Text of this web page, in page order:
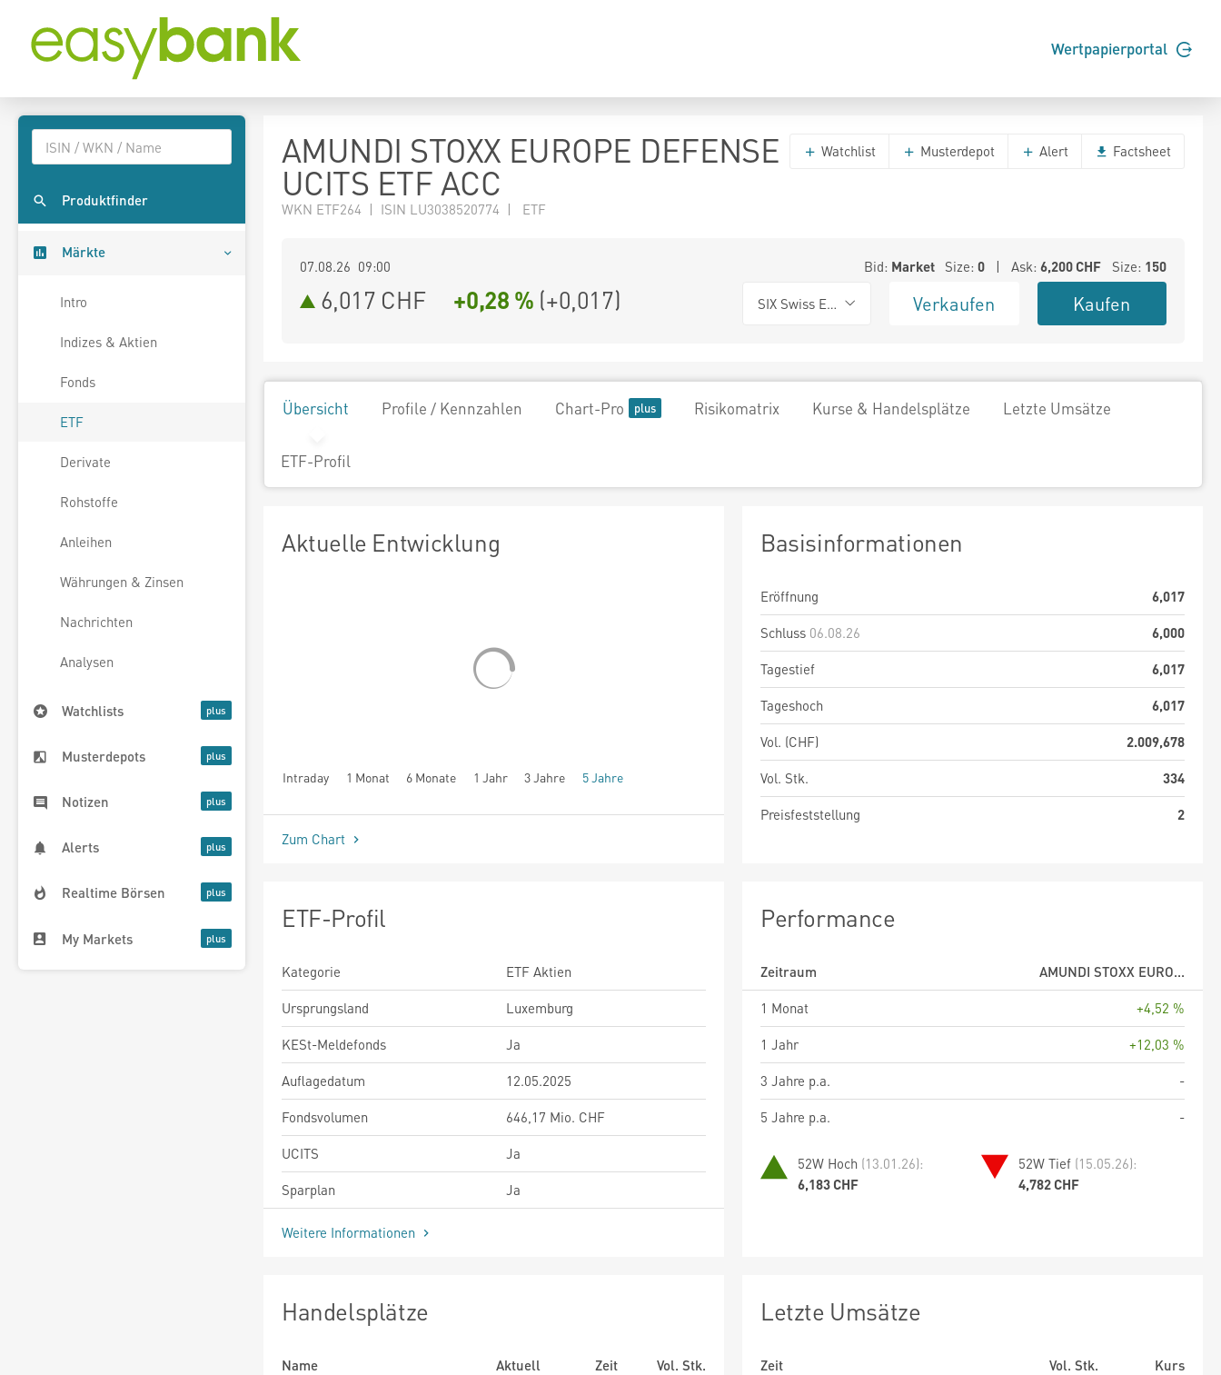
Wertpapierportal
Produktfinder
Märkte
Intro
Indizes & Aktien
Fonds
ETF
Derivate
Rohstoffe
Anleihen
Währungen & Zinsen
Nachrichten
Analysen
Watchlists
Musterdepots
Notizen
Alerts
Realtime Börsen
My Markets
AMUNDI STOXX EUROPE DEFENSE
UCITS ETF ACC
WKN ETF264 | ISIN LU3038520774 | ETF
Watchlist Musterdepot Alert Factsheet
07.08.26 09:00 Bid: Market Size: 0| Ask: 6,200CHFSize: 150
6,017 CHF +0,28 % (+0,017) SIX Swiss Exchange Verkaufen Kaufen
Übersicht Profile / Kennzahlen Chart-Pro Risikomatrix Kurse & Handelsplätze Letzte Umsätze
ETF-Profil
Aktuelle Entwicklung
Intraday 1 Monat 6 Monate 1 Jahr 3 Jahre 5 Jahre
seit Beginn
Zum Chart
Basisinformationen
Eröffnung
6,017
Schluss 06.08.26
6,000
Tagestief
6,017
Tageshoch
6,017
Vol. (CHF)
2.009,678
Vol. Stk.
334
Preisfeststellung
2
ETF-Profil
Kategorie
ETF Aktien
Ursprungsland
Luxemburg
KESt-Meldefonds
Ja
Auflagedatum
12.05.2025
Fondsvolumen
646,17 Mio. CHF
UCITS
Ja
Sparplan
Ja
Weitere Informationen
Performance
Zeitraum
AMUNDI STOXX EURO...
1 Monat
+4,52 %
1 Jahr
+12,03 %
3 Jahre p.a.
-
5 Jahre p.a.
-
52W Hoch (13.01.26):
6,183 CHF
52W Tief (15.05.26):
4,782 CHF
Handelsplätze
Name Aktuell Zeit
Vol. Stk.
Letzte Umsätze
Zeit Vol. Stk.
Kurs